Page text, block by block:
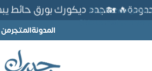
Skip to navigation
Skip to main content
🏡جدد ديكورك بورق حائط يبدأ من
المدونةالمتجر